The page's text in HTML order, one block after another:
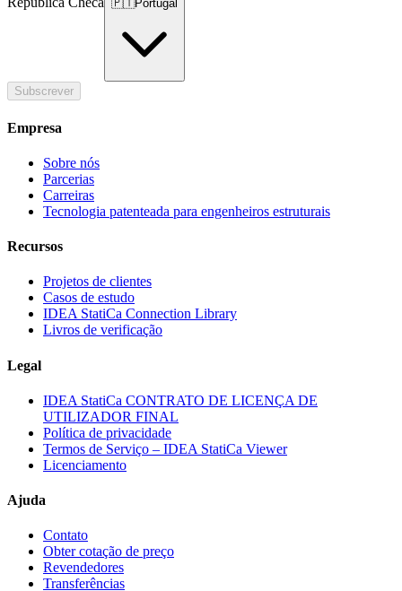
🇵🇹Portugal
Subscrever
Empresa
Sobre nós
Parcerias
Carreiras
Tecnologia patenteada para engenheiros estruturais
Recursos
Projetos de clientes
Casos de estudo
IDEA StatiCa Connection Library
Livros de verificação
Legal
IDEA StatiCa CONTRATO DE LICENÇA DE
UTILIZADOR FINAL
Política de privacidade
Termos de Serviço – IDEA StatiCa Viewer
Licenciamento
Ajuda
Contato
Obter cotação de preço
Revendedores
Transferências